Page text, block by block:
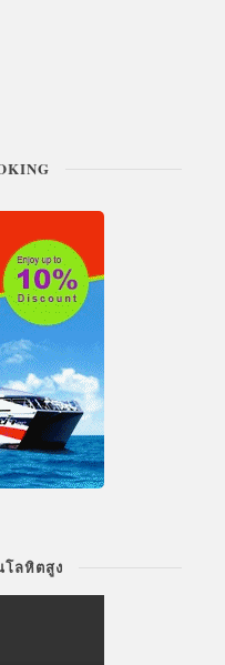
โลหิตสูง